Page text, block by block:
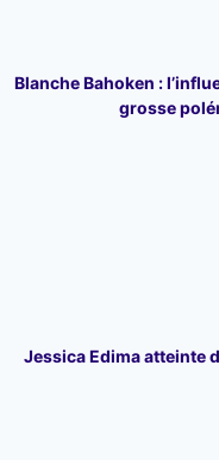
Blanche Bahoken :
grosse
Jessica Edima atteinte